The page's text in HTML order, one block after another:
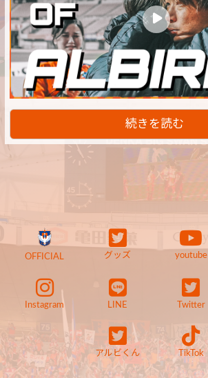
続きを読む
OFFICIAL グッズ youtube
Instagram LINE Twitter
アルビくん TikTok